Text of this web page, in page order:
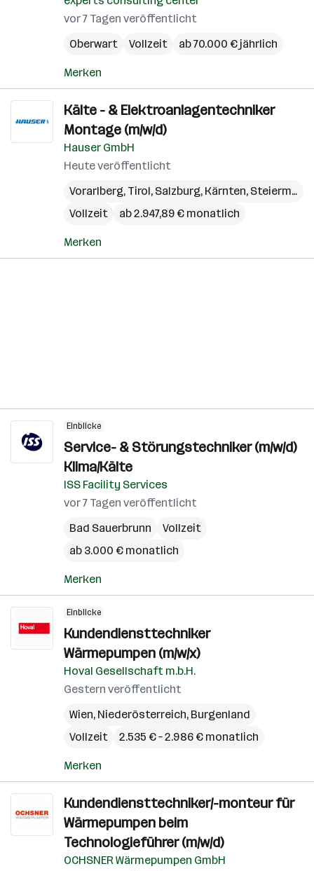
vor 7 Tagen veröffentlicht
Oberwart
Vollzeit ab 70.000 € jährlich
Merken
Kälte - & Elektroanlagentechniker
Montage (m/w/d)
Hauser GmbH
Heute veröffentlicht
Vorarlberg, Tirol, Salzburg, Kärnten, Steiermark
Vollzeit
ab 2.947,89 € monatlich
Merken
Einblicke
Service- & Störungstechniker (m/w/d)
Klima/Kälte
ISS Facility Services
vor 7 Tagen veröffentlicht
Bad Sauerbrunn
Vollzeit
ab 3.000 € monatlich
Merken
Einblicke
Kundendiensttechniker
Wärmepumpen (m/w/x)
Hoval Gesellschaft m.b.H.
Gestern veröffentlicht
Wien, Niederösterreich, Burgenland
Vollzeit
2.535 € – 2.986 € monatlich
Merken
Kundendiensttechniker/-monteur für
Wärmepumpen beim
Technologieführer (m/w/d)
OCHSNER Wärmepumpen GmbH